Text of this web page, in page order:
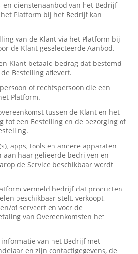
en dienstenaanbod van het Bedrijf
Platform bij het Bedrijf kan
van de Klant via het Platform bij
de Klant geselecteerde Aanbod.
Klant betaald bedrag dat bestemd
Bestelling aflevert.
of rechtspersoon die een
Platform.
tussen de Klant en het
tot een Bestelling en de bezorging of
apps, tools en andere apparaten
aan haar gelieerde bedrijven en
de Service beschikbaar wordt
vermeld bedrijf dat producten
beschikbaar stelt, verkoopt,
of serveert en voor de
van Overeenkomsten het
informatie van het Bedrijf met
en zijn contactigegevens, de